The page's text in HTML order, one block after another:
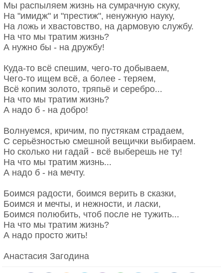
Мы распыляем жизнь на сумрачную скуку,
На "имидж" и "престиж", ненужную науку,
На ложь и хвастовство, на дармовую службу.
На что мы тратим жизнь?
А нужно бы - на дружбу!
Куда-то всё спешим, чего-то добываем,
Чего-то ищем всё, а более - теряем,
Всё копим золото, тряпьё и серебро...
На что мы тратим жизнь?
А надо б - на добро!
Волнуемся, кричим, по пустякам страдаем,
С серьёзностью смешной вещички выбираем.
Но сколько ни гадай - всё выберешь не ту!
На что мы тратим жизнь...
А надо б - на мечту.
Боимся радости, боимся верить в сказки,
Боимся и мечты, и нежности, и ласки,
Боимся полюбить, чтоб после не тужить...
На что мы тратим жизнь?
А надо просто жить!
Анастасия Загодина